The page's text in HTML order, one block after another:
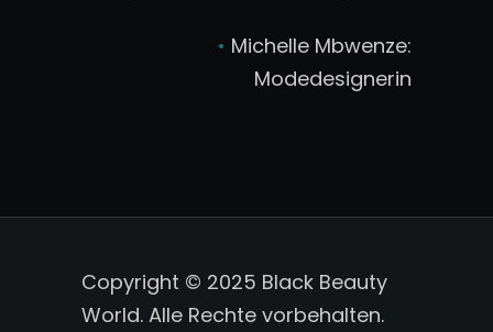
• Michelle Mbwenze:
Modedesignerin
Copyright © 2025 Black Beauty
World. Alle Rechte vorbehalten.